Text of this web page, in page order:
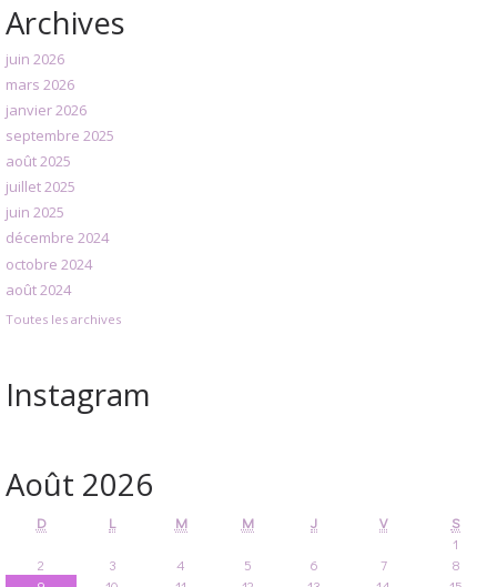
Archives
juin 2026
mars 2026
janvier 2026
septembre 2025
août 2025
juillet 2025
juin 2025
décembre 2024
octobre 2024
août 2024
Toutes les archives
Instagram
Août 2026
D L M M J V
S
1
2
3 4 5 6 7
8